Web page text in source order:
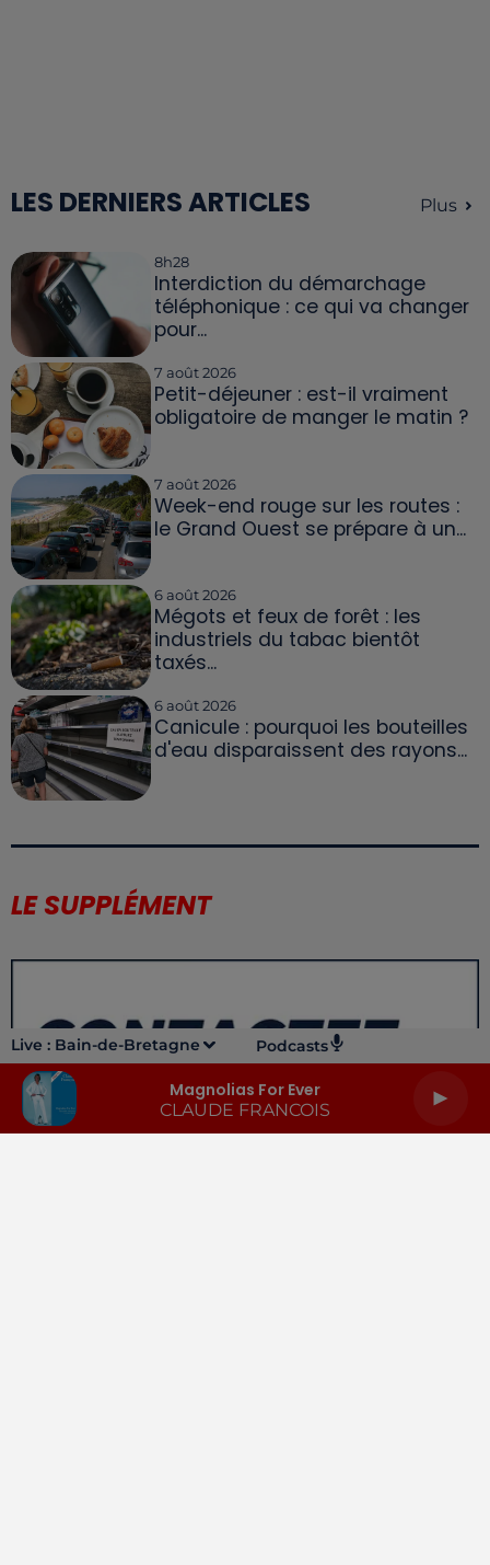
Live : Bain-de-Bretagne Podcasts
Magnolias For Ever
CLAUDE FRANCOIS
LES DERNIERS ARTICLES Plus
8h28
Interdiction du démarchage
téléphonique : ce qui va changer
pour...
7 août 2026
Petit-déjeuner : est-il vraiment
obligatoire de manger le matin ?
7 août 2026
Week-end rouge sur les routes :
le Grand Ouest se prépare à un...
6 août 2026
Mégots et feux de forêt : les
industriels du tabac bientôt
taxés...
6 août 2026
Canicule : pourquoi les bouteilles
d'eau disparaissent des rayons...
LE SUPPLÉMENT